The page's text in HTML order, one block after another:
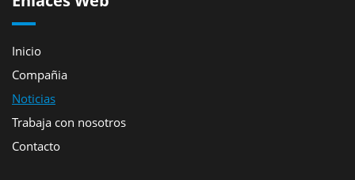
Inicio
Compañia
Noticias
Trabaja con nosotros
Contacto